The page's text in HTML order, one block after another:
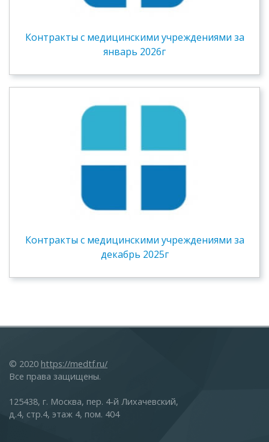
Контракты c медицинскими учреждениями за
январь 2026г
Контракты c медицинскими учреждениями за
декабрь 2025г
© 2020 https://medtf.ru/
Все права защищены.
125438, г. Москва, пер. 4-й Лихачевский,
д.4, стр.4, этаж 4, пом. 404